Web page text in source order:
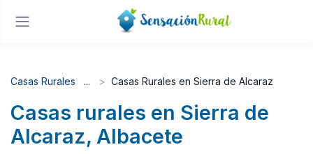
Casas Rurales Casas Rurales en Sierra de Alcaraz
Casas rurales en Sierra de
Alcaraz, Albacete